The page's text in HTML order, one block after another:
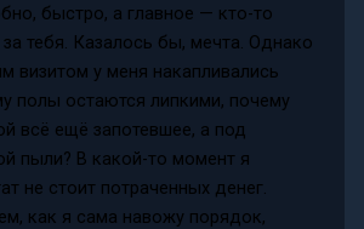
быстро, а главное — кто-то
за тебя. Казалось бы, мечта. Однако
визитом у меня накапливались
полы остаются липкими, почему
всё ещё запотевшее, а под
пыли? В какой-то момент я
не стоит потраченных денег.
как я сама навожу порядок,